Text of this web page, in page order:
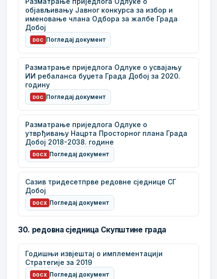
објављивању Јавног конкурса за избор и
именовање члана Одбора за жалбе Града
Добој
DOC Погледај документ
Разматрање приједлога Одлуке о усвајању
ИИ ребаланса буџета Града Добој за 2020.
годину
DOC Погледај документ
Разматрање приједлога Одлуке о
утврђивању Нацрта Просторног плана Града
Добој 2018-2038. године
DOCX Погледај документ
Сазив тридесетпрве редовне сједнице СГ
Добој
DOCX Погледај документ
30. редовна сједница Скупштине града
Годишњи извјештај о имплементацији
Стратегије за 2019
DOCX Погледај документ